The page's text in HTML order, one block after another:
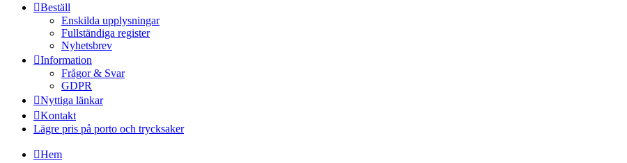
Beställ
Enskilda upplysningar
Fullständiga register
Nyhetsbrev
Information
Frågor & Svar
GDPR
Nyttiga länkar
Kontakt
Lägre pris på porto och trycksaker
Hem